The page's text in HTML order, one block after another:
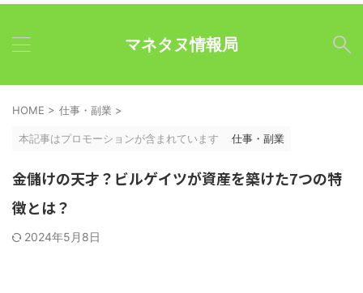
マネタヌ情報局
HOME > 仕事・副業 >
本記事はプロモーションが含まれています 仕事・副業
金儲けの天才？ビルゲイツが資産を築けた7つの特
徴とは？
2024年5月8日